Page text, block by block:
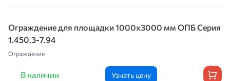
Ограждение для площадки 1000х3000 мм ОПБ Серия
1.450.3-7.94
Ограждение
В наличии Узнать цену